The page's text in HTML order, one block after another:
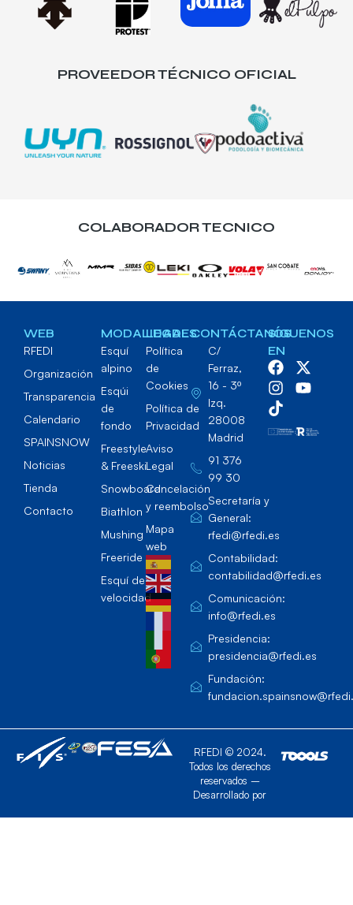
PROVEEDOR TÉCNICO OFICIAL
COLABORADOR TECNICO
WEB
RFEDI
Organización
Transparencia
Calendario
SPAINSNOW
Noticias
Tienda
Contacto
MODALIDADES
Esquí
alpino
Esqúi
de
fondo
Freestyle
& Freeski
Snowboard
Biathlon
Mushing
Freeride
Esquí de
velocidad
LEGAL
Política
de
Cookies
Política de
Privacidad
Aviso
Legal
Cancelación
y reembolso
Mapa
web
CONTÁCTANOS
C/
Ferraz,
16 - 3º
Izq.
28008
Madrid
91 376
99 30
Secretaría y
General:
rfedi@rfedi.es
Contabilidad:
contabilidad@rfedi.es
Comunicación:
info@rfedi.es
Presidencia:
presidencia@rfedi.es
Fundación:
SÍGUENOS
EN
RFEDI © 2024.
Todos los derechos
reservados –
Desarrollado por